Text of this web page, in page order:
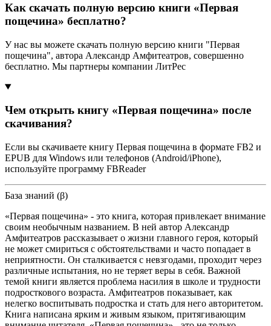
Как скачать полную версию книги «Первая
пощечина» бесплатно?
У нас вы можете скачать полную версию книги "Первая
пощечина", автора Александр Амфитеатров, совершенно
бесплатно. Мы партнеры компании ЛитРес
Чем открыть книгу «Первая пощечина» после
скачивания?
Если вы скачиваете книгу Первая пощечина в формате FB2 и
EPUB для Windows или телефонов (Android/iPhone),
используйте программу FBReader
База знаний (β)
«Первая пощечина» - это книга, которая привлекает внимание
своим необычным названием. В ней автор Александр
Амфитеатров рассказывает о жизни главного героя, который
не может смириться с обстоятельствами и часто попадает в
неприятности. Он сталкивается с невзгодами, проходит через
различные испытания, но не теряет веры в себя. Важной
темой книги является проблема насилия в школе и трудности
подросткового возраста. Амфитеатров показывает, как
нелегко воспитывать подростка и стать для него авторитетом.
Книга написана ярким и живым языком, притягивающим